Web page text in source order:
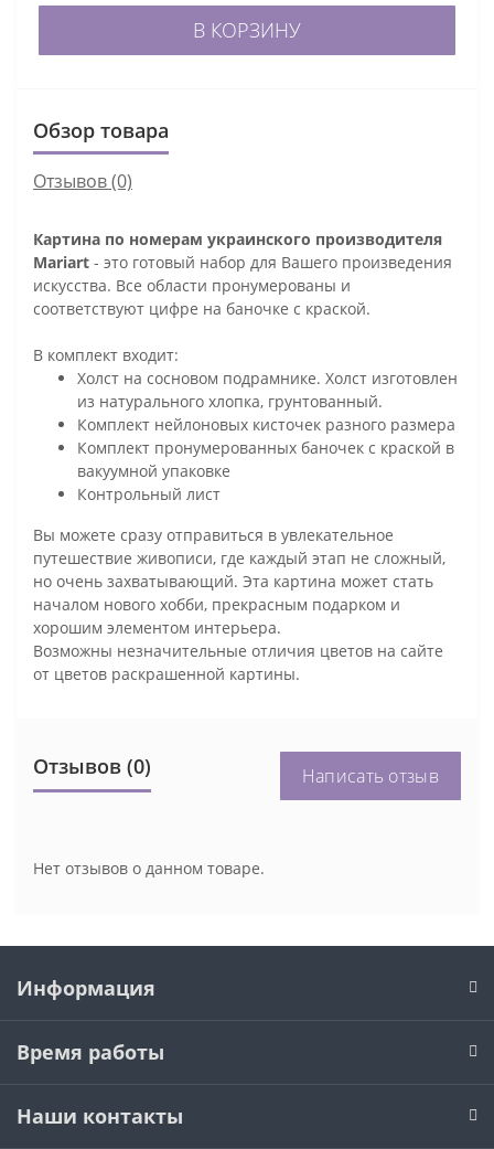
В КОРЗИНУ
Обзор товара
Отзывов (0)
Картина по номерам украинского производителя
Mariart - это готовый набор для Вашего произведения
искусства. Все области пронумерованы и
соответствуют цифре на баночке с краской.
В комплект входит:
Холст на сосновом подрамнике. Холст изготовлен
из натурального хлопка, грунтованный.
Комплект нейлоновых кисточек разного размера
Комплект пронумерованных баночек с краской в
вакуумной упаковке
Контрольный лист
Вы можете сразу отправиться в увлекательное
путешествие живописи, где каждый этап не сложный,
но очень захватывающий. Эта картина может стать
началом нового хобби, прекрасным подарком и
хорошим элементом интерьера.
Возможны незначительные отличия цветов на сайте
от цветов раскрашенной картины.
Отзывов (0) Написать отзыв
Нет отзывов о данном товаре.
Информация
Время работы
Наши контакты